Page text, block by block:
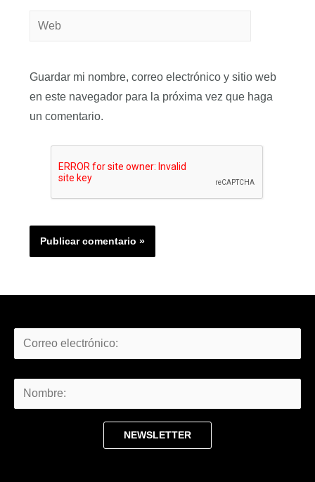
Guardar mi nombre, correo electrónico y sitio web
en este navegador para la próxima vez que haga
un comentario.